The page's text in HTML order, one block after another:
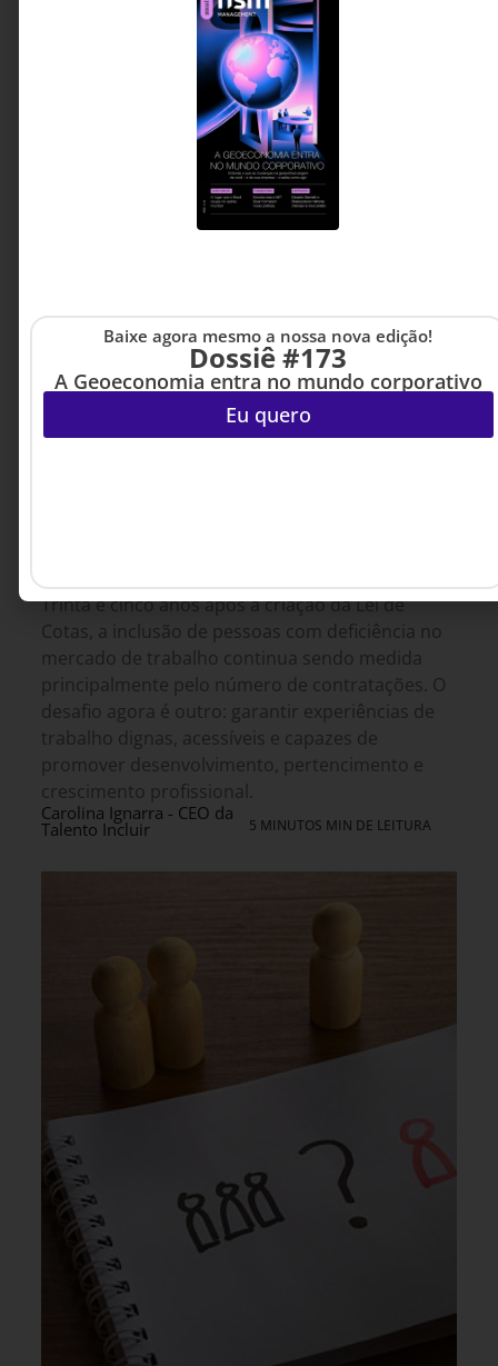
e avançar nos ODSs da agenda 2030?
Trinta e cinco anos após a criação da Lei de
Cotas, a inclusão de pessoas com deficiência no
mercado de trabalho continua sendo medida
principalmente pelo número de contratações. O
desafio agora é outro: garantir experiências de
trabalho dignas, acessíveis e capazes de
promover desenvolvimento, pertencimento e
crescimento profissional.
Carolina Ignarra - CEO da
Talento Incluir 5 MINUTOS MIN DE LEITURA
Baixe agora mesmo a nossa nova edição!
Dossiê #173
A Geoeconomia entra no mundo corporativo
Eu quero